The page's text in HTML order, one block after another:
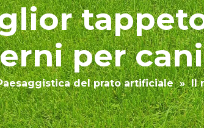
per
del prato artificiale » Il